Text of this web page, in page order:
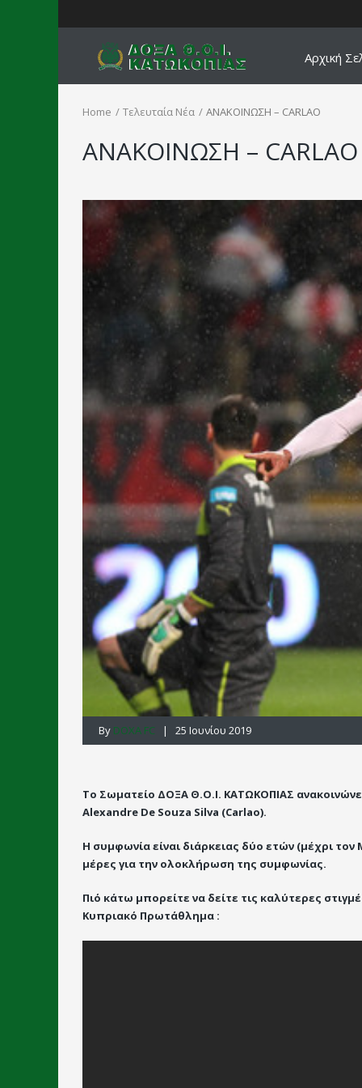
Αρχική
Home Τελευταία Νέα ΑΝΑΚΟΙΝΩΣΗ – CARLAO
ΑΝΑΚΟΙΝΩΣΗ – CARLAO
By DOXA FC | 25 Ιουνίου 2019
Το Σωματείο ΔΟΞΑ Θ.Ο.Ι. ΚΑΤΩΚΟΠΙΑΣ
Alexandre De Souza Silva (Carlao).
Η συμφωνία είναι διάρκειας δύο ετών (μέχρι
μέρες για την ολοκλήρωση της συμφωνίας.
Πιό κάτω μπορείτε να δείτε τις καλύτερες
Κυπριακό Πρωτάθλημα :